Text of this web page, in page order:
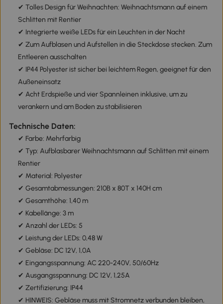
✔ Tolles Design für Weihnachten: Weihnachtsmann auf einem
Schlitten mit Rentier
✔ Integrierte weiße LEDs für ein Leuchten in der Nacht
✔ Zum Aufblasen und Aufstellen in die Steckdose stecken. Zum
Entleeren ausschalten
✔ IP44 Polyester ist sicher bei leichtem Regen, geeignet für den
Außeneinsatz
✔ Acht Erdspieße und vier Spannleinen inklusive, um zu
verankern und am Boden zu stabilisieren
Technische Daten:
✔ Farbe: Mehrfarbig
✔ Typ: Aufblasbarer Weihnachtsmann auf Schlitten mit einem
Rentier
✔ Material: Polyester
✔ Gesamtabmessungen: 210B x 80T x 140H cm
✔ Gesamthöhe: 1,40 m
✔ Kabellänge: 3 m
✔ Anzahl der LEDs: 5
✔ Leistung der LEDs: 0,48 W
✔ Gebläse: DC 12V, 1,0A
✔ Eingangsspannung: AC 220-240V, 50/60Hz
✔ Ausgangsspannung: DC 12V, 1,25A
✔ Zertifizierung: IP44
✔ HINWEIS: Gebläse muss mit Stromnetz verbunden bleiben,